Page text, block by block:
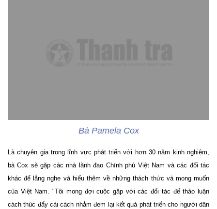
Bà Pamela Cox
Là chuyên gia trong lĩnh vực phát triển với hơn 30 năm kinh nghiệm,
bà Cox sẽ gặp các nhà lãnh đạo Chính phủ Việt Nam và các đối tác
khác để lắng nghe và hiểu thêm về những thách thức và mong muốn
của Việt Nam."Tôi mong đợi cuộc gặp với các đối tác để thảo luận
cách thúc đẩy cải cách nhằm đem lại kết quả phát triển cho người dân